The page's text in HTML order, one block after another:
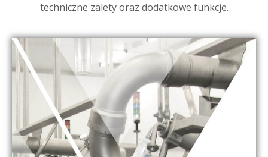
techniczne zalety oraz dodatkowe funkcje.